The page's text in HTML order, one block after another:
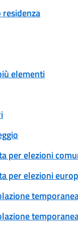
elementi
per elezioni
per elezioni